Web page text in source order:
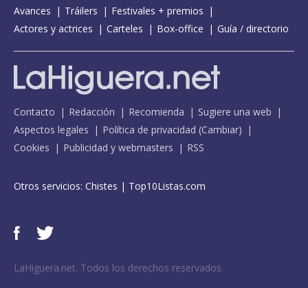
Avances
Tráilers
Festivales + premios
Actores y actrices
Carteles Box-office Guía / directorio
Contacto Redacción Recomienda
Sugiere una web
Aspectos legales
Política de privacidad (Cambiar)
Cookies
Publicidad y webmasters RSS
Otros servicios: Chistes | Top10Listas.com
LaHiguera.net. Todos los derechos reservados